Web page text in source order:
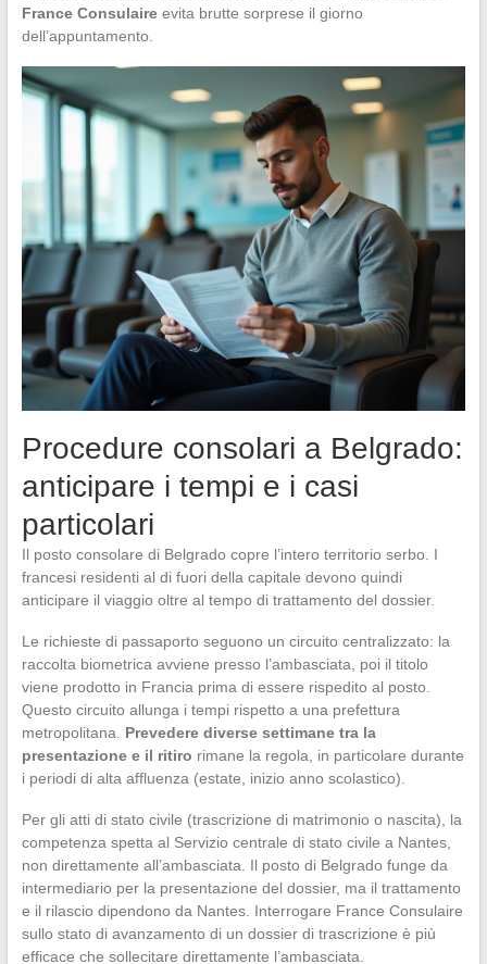
France Consulaireevita brutte sorprese il giorno
dell’appuntamento.
Procedure consolari a Belgrado:
anticipare i tempi e i casi
particolari
Il posto consolare di Belgrado copre l’intero territorio serbo. I
francesi residenti al di fuori della capitale devono quindi
anticipare il viaggio oltre al tempo di trattamento del dossier.
Le richieste di passaporto seguono un circuito centralizzato: la
raccolta biometrica avviene presso l’ambasciata, poi il titolo
viene prodotto in Francia prima di essere rispedito al posto.
Questo circuito allunga i tempi rispetto a una prefettura
metropolitana. Prevedere diverse settimane tra la
presentazione e il ritiro rimane la regola, in particolare durante
i periodi di alta affluenza (estate, inizio anno scolastico).
Per gli atti di stato civile (trascrizione di matrimonio o nascita), la
competenza spetta al Servizio centrale di stato civile a Nantes,
non direttamente all’ambasciata. Il posto di Belgrado funge da
intermediario per la presentazione del dossier, ma il trattamento
e il rilascio dipendono da Nantes. Interrogare France Consulaire
sullo stato di avanzamento di un dossier di trascrizione è più
efficace che sollecitare direttamente l’ambasciata.